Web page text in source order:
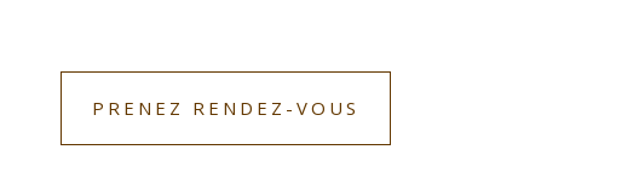
PRENEZ RENDEZ-VOUS